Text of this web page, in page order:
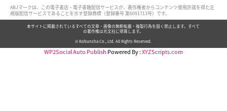
ABJマークは、この電子書店・電子書籍配信サービスが、著作権者からコンテンツ使用許諾を得た正
規版配信サービスであることを示す登録商標（登録番号 第6091713号）です。
本サイトに掲載されているすべての文章・画像の無断転載・複製行為を固く禁止します。すべて
の著作権は光文社に帰属します。
© Kobunsha Co., Ltd. All Rights Reserved.
WP2Social Auto Publish Powered By :XYZScripts.com